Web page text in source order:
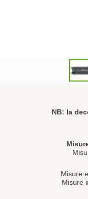
NB: la
Misure
Misure